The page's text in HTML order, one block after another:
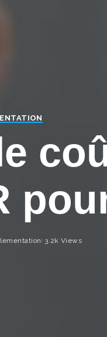
3.2k Views